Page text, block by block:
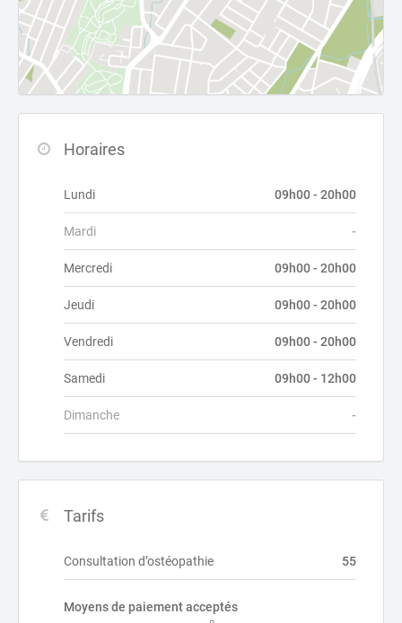
Horaires
Lundi 09h00 - 20h00
Mardi -
Mercredi 09h00 - 20h00
Jeudi 09h00 - 20h00
Vendredi 09h00 - 20h00
Samedi 09h00 - 12h00
Dimanche -
Tarifs
Consultation d’ostéopathie 55
Moyens de paiement acceptés